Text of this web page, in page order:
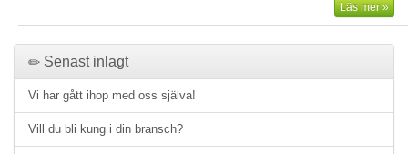
Läs mer »
Senast inlagt
Vi har gått ihop med oss själva!
Vill du bli kung i din bransch?